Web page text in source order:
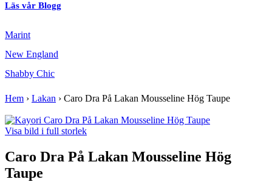
Läs vår Blogg
Marint
New England
Shabby Chic
Hem › Lakan › Caro Dra På Lakan Mousseline Hög Taupe
Visa bild i full storlek
Caro Dra På Lakan Mousseline Hög
Taupe